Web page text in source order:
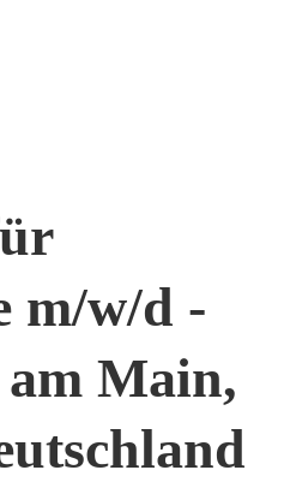
m/w/d -
Main,